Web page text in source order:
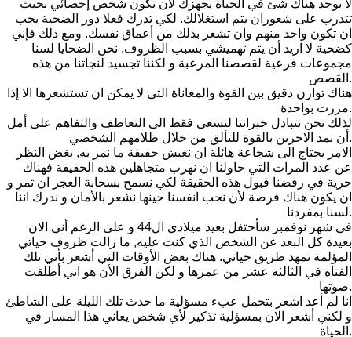
لا يوجد هناك شئ في الحياة يجهزك لأن تكون شخص إحصائي بحيث
تتدرب على شعوران يتم استغلالك. لكي تدرك فعلا دور الضحية يجب
ان تكون واحد منهم وان تشعر بذلك من أعماق نفسك. ومع ذلك فإني
كضحية لا اريد أن يتم تهميشي بسبب الظروف. نحن الضحايا لسنا
مجموعات فرعية لقصصنا المرعبة و لكننا تجسيد لنجاتنا من هذه
القصص.
هناك توازن دقيق بين القوة والمعاناة التي لا يمكن ان تستشعرها الا إذا
مررت بواحدة.
لذلك نحن نتبادل خبرانتا لنسعى فقط الى التعاطف والتفاهم على أمل
أن نمد الاخرين بالقوة للتألق من خلال ظلامهم الشخصي.
الامر يحتاج الى شجاعة هائلة ان نعيش حقيقة ما نمر به, بغض النظر
عن عدد المرات التي حاولنا ان نهرب متجاهلين هذه الحقيقة فهناك
حرية في رفضنا قبول هذه الحقيقة لكي نسمح بسحابة العجز ان تمر و
ان يكون هناك فرصة لأن نحب انفسنا حينها نشعر بالأمان و ندرك اننا
لسنا بمفردنا.
في شهر نوفمبر سأحتفل بعيد ميلادي ال44 و على الرغم أني الان
بعيدة كل البعد عن الشخص الذي كنت عليه, ما زالت ظروف حياتي
المؤلمة تمهد طريق حياتي. هناك بعض الأوقات التي أشعر بأني تلك
الفتاة في الثالثة عشر من عمرها و لكن الفرق الأن هو اني أطلقت
صوتها.
انا لم أعد اشعر بتحمل عبء مسؤلية ما حدث تلك الليلة على الشاطئ
و لكني أشعر الان بمسؤلية تذكير لأي شخص يعاني هذا المسار في
الحياة.